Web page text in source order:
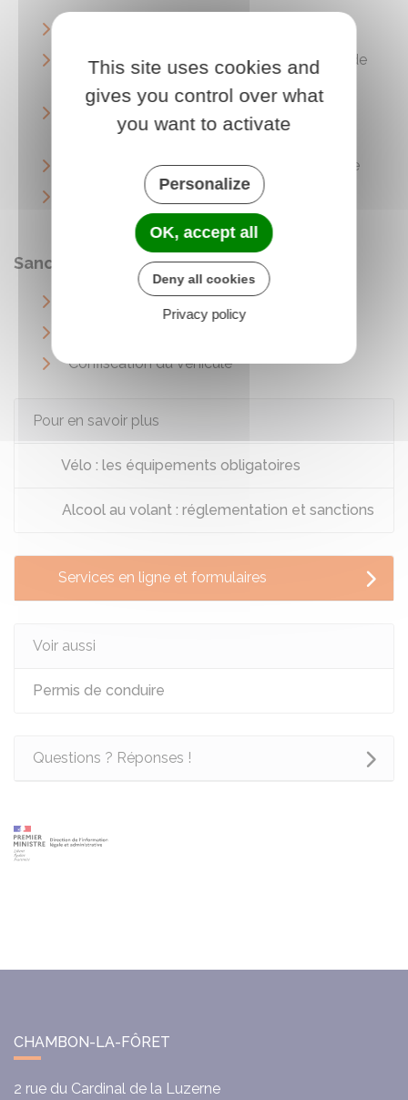
Invalidation du permis de conduire (retrait de
Suspension administrative du permis de
conduire
Suspension judiciaire du permis de conduire
Annulation judiciaire du permis de conduire
après une infraction
Sanctions concernant le véhicule
Immobilisation du véhicule
Confiscation du véhicule
Pour en savoir plus
Vélo : les équipements obligatoires
Alcool au volant : réglementation et sanctions
Services en ligne et formulaires
Voir aussi
Permis de conduire
Questions ? Réponses !
CHAMBON-LA-FÔRET
2 rue du Cardinal de la Luzerne
This site uses cookies and
gives you control over what
you want to activate
Personalize
OK, accept all
Deny all cookies
Privacy policy